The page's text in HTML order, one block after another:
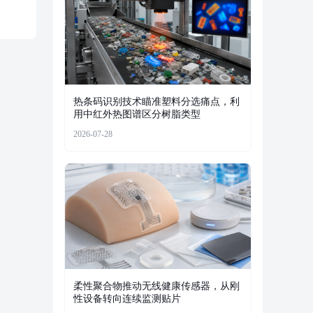
热条码识别技术瞄准塑料分选痛点，利
用中红外热图谱区分树脂类型
2026-07-28
柔性聚合物推动无线健康传感器，从刚
性设备转向连续监测贴片